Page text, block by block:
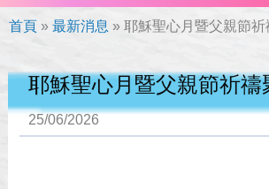
首頁 » 最新消息 » 耶穌聖心月暨父親節祈
耶穌聖心月暨父親節祈禱
25/06/2026